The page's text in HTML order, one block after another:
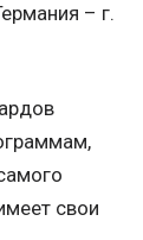
– г.
свои